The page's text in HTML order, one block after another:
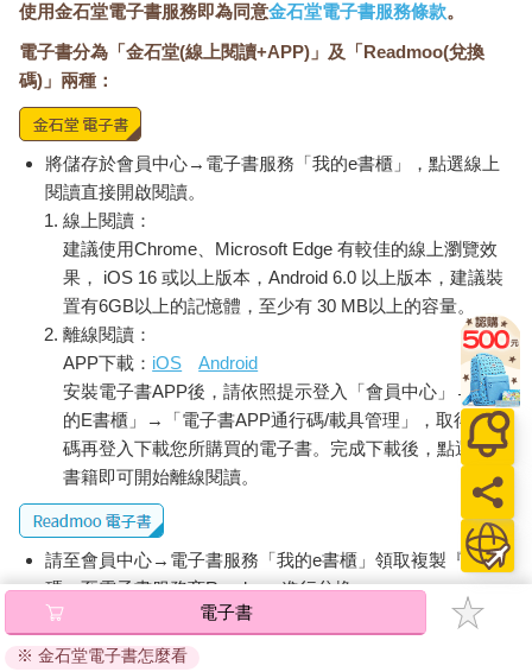
使用金石堂電子書服務即為同意金石堂電子書服務條款。
電子書分為「金石堂(線上閱讀+APP)」及「Readmoo(兌換
碼)」兩種：
將儲存於會員中心→電子書服務「我的e書櫃」，點選線上
閱讀直接開啟閱讀。
線上閱讀：
建議使用Chrome、Microsoft Edge 有較佳的線上瀏覽效
果， iOS 16 或以上版本，Android 6.0 以上版本，建議裝
置有6GB以上的記憶體，至少有 30 MB以上的容量。
離線閱讀：
APP下載： iOS
Android
安裝電子書APP後，請依照提示登入「會員中心」→「我
的E書櫃」→「電子書APP通行碼/載具管理」，取得通行
碼再登入下載您所購買的電子書。完成下載後，點選任一
書籍即可開始離線閱讀。
請至會員中心→電子書服務「我的e書櫃」領取複製『兌換
碼』至電子書服務商Readmoo進行兌換。
退換貨須知：
因版權保護，您在金石堂所購買的電子書僅能以金石堂專屬
電子書
※ 金石堂電子書怎麼看